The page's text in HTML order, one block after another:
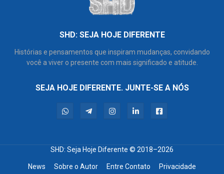
SHD: SEJA HOJE DIFERENTE
Histórias e pensamentos que inspiram mudanças, convidando
você a viver o presente com mais significado e atitude.
SEJA HOJE DIFERENTE. JUNTE-SE A NÓS
SHD: Seja Hoje Diferente © 2018–2026
News Sobre o Autor Entre Contato Privacidade